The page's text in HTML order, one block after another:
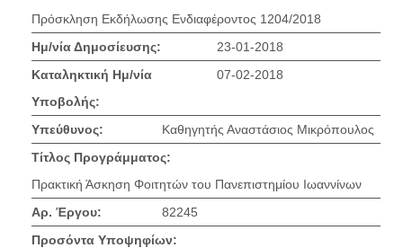
Πρόσκληση Εκδήλωσης Ενδιαφέροντος 1204/2018
Ημ/νία Δημοσίευσης:
23-01-2018
Καταληκτική Ημ/νία
Υποβολής:
07-02-2018
Υπεύθυνος:
Καθηγητής Αναστάσιος Μικρόπουλος
Τίτλος Προγράμματος:
Πρακτική Άσκηση Φοιτητών του Πανεπιστημίου Ιωαννίνων
Αρ. Έργου:
82245
Προσόντα Υποψηφίων: